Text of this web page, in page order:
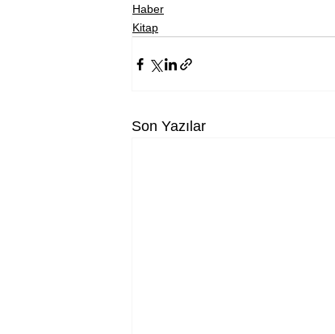
Haber
Kitap
Son Yazılar